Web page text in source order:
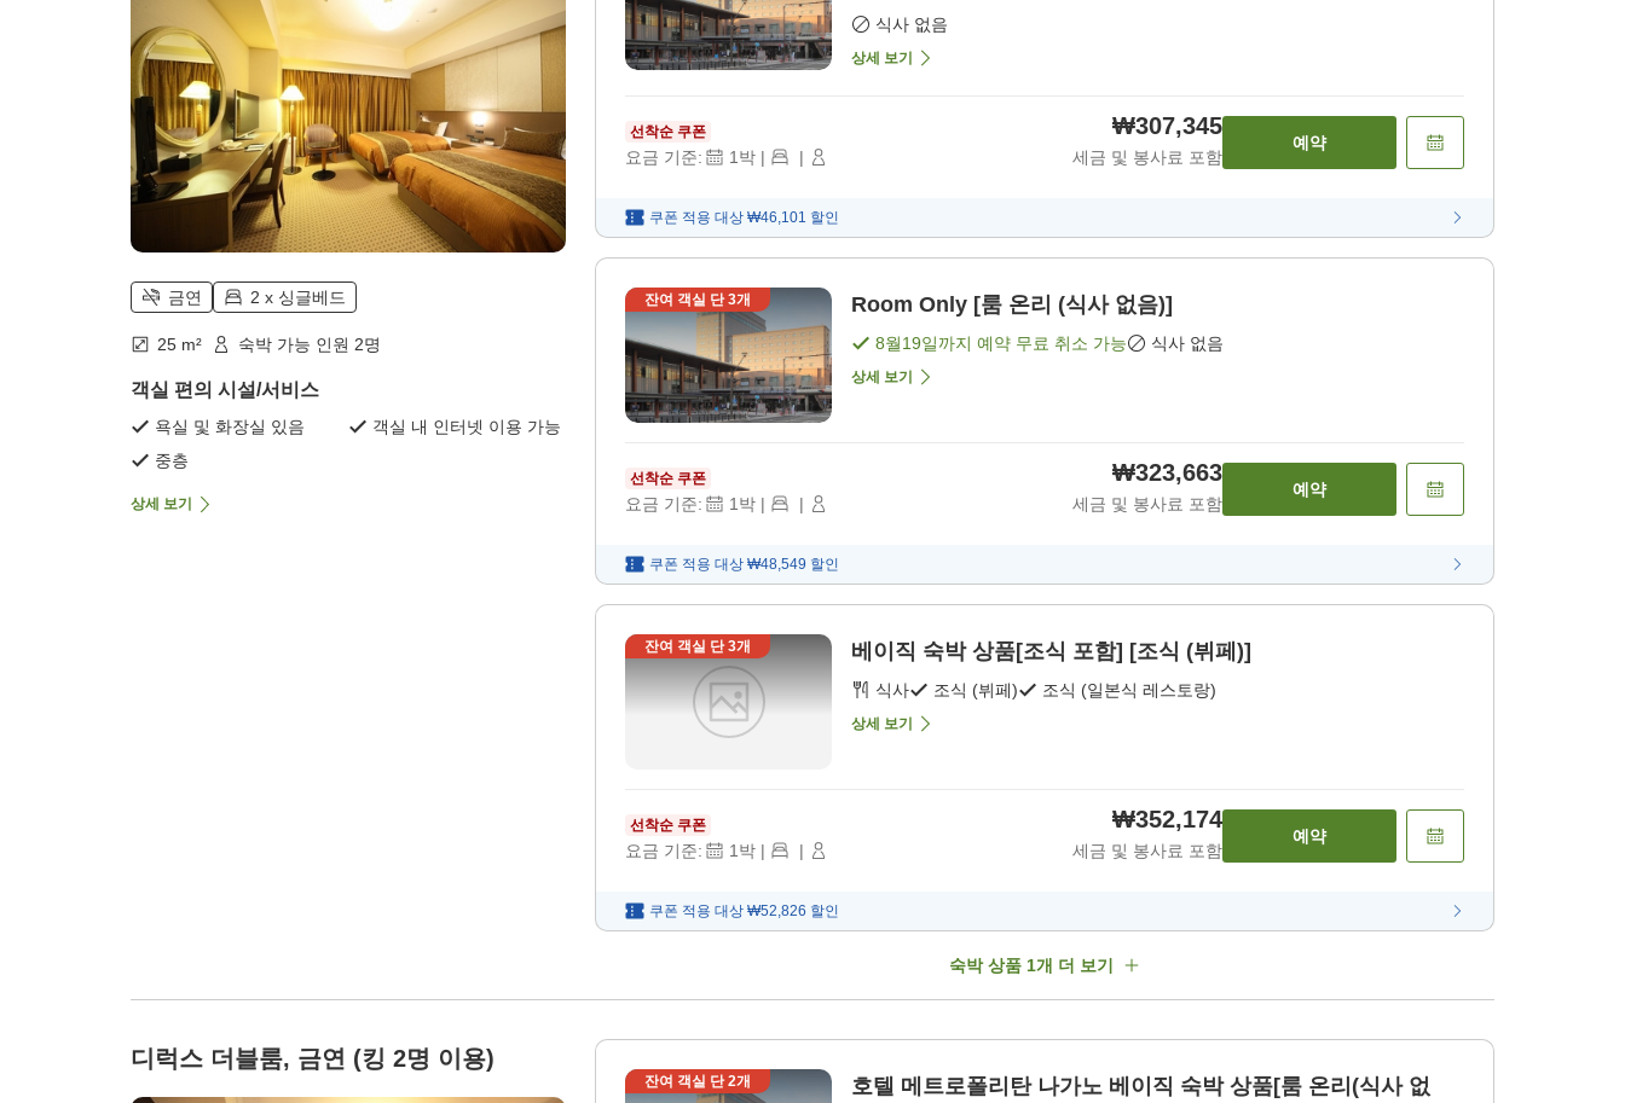
금연 2 x 싱글베드
25 m² 숙박 가능 인원 2명
객실 편의 시설/서비스
욕실 및 화장실 있음
객실 내 인터넷 이용 가능
중층
상세 보기
식사 없음
상세 보기
선착순 쿠폰
요금 기준: 1박 | |
₩307,345
세금 및 봉사료 포함
예약
쿠폰 적용 대상 ₩46,101 할인
잔여 객실 단3개 Room Only [룸 온리 (식사 없음)]
8월19일까지 예약 무료 취소 가능 식사 없음
상세 보기
선착순 쿠폰
요금 기준: 1박 | |
₩323,663
세금 및 봉사료 포함
예약
쿠폰 적용 대상 ₩48,549 할인
잔여 객실 단3개 베이직 숙박 상품[조식 포함] [조식 (뷔페)]
식사 조식 (뷔페) 조식 (일본식 레스토랑)
상세 보기
선착순 쿠폰
요금 기준: 1박 | |
₩352,174
세금 및 봉사료 포함
예약
쿠폰 적용 대상 ₩52,826 할인
숙박 상품 1개 더 보기
디럭스 더블룸, 금연 (킹 2명 이용)
잔여 객실 단2개
호텔 메트로폴리탄 나가노 베이직 숙박 상품[룸 온리(식사 없